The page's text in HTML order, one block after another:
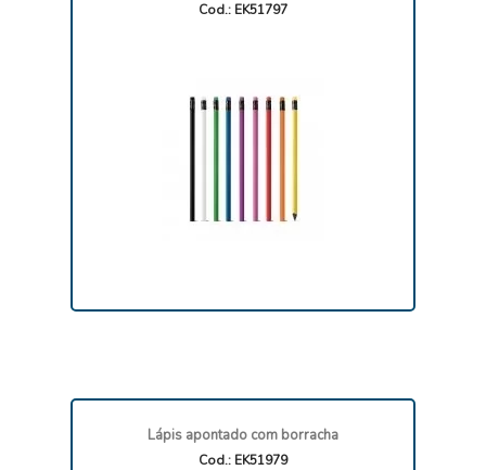
Cod.: EK51797
Lápis apontado com borracha
Cod.: EK51979